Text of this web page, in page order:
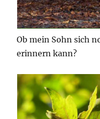
Ob mein Sohn sich
erinnern kann?